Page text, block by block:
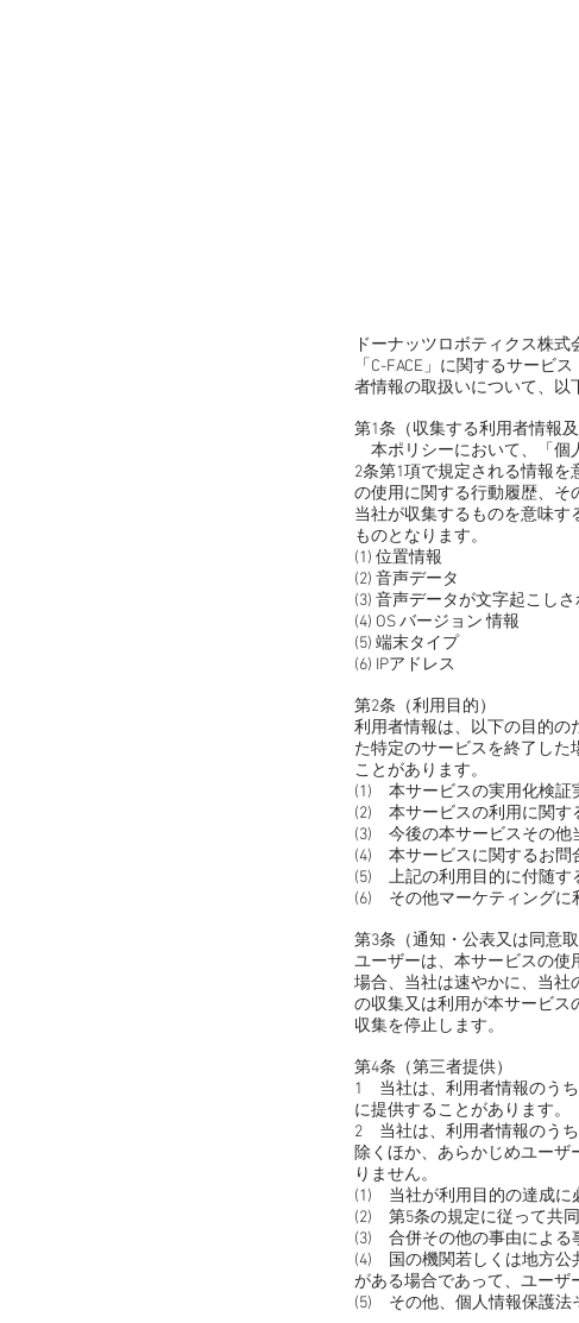
ドーナッツロボティクス株
「C-FACE」に関するサービ
者情報の取扱いについて、以
第1条（収集する利用者情報及
本ポリシーにおいて、「個
2条第1項で規定される情報
の使用に関する行動履歴、そ
当社が収集するものを意味
ものとなります。
(1) 位置情報
(2) 音声データ
(3) 音声データが文字起こし
(4) OS バージョン 情報
(5) 端末タイプ
(6) IPアドレス
第2条（利用目的）
利用者情報は、以下の目的の
た特定のサービスを終了し
ことがあります。
(1) 本サービスの実用化検証
(2) 本サービスの利用に関す
(3) 今後の本サービスその他
(4) 本サービスに関するお問
(5) 上記の利用目的に付随す
(6) その他マーケティングに
第3条（通知・公表又は同意取
ユーザーは、本サービスの使
場合、当社は速やかに、当社
の収集又は利用が本サービス
収集を停止します。
第4条（第三者提供）
1 当社は、利用者情報のう
に提供することがあります。
2 当社は、利用者情報のう
除くほか、あらかじめユー
りません。
(1) 当社が利用目的の達成に
(2) 第5条の規定に従って共
(3) 合併その他の事由による
(4) 国の機関若しくは地方公
がある場合であって、ユーザ
(5) その他、個人情報保護法